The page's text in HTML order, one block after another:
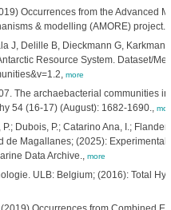
Occurrences from the Advanced
& modelling (AMORE) project.,
J, Delille B, Dieckmann G,
Resource System. Dataset/
more
The archaebacterial communities
54 (16-17) (August): 1682-1690.,
Dubois, P.; Catarino Ana, I.;
de Magallanes; (2025):
Data Archive., more
ULB: Belgium; (2016): Total